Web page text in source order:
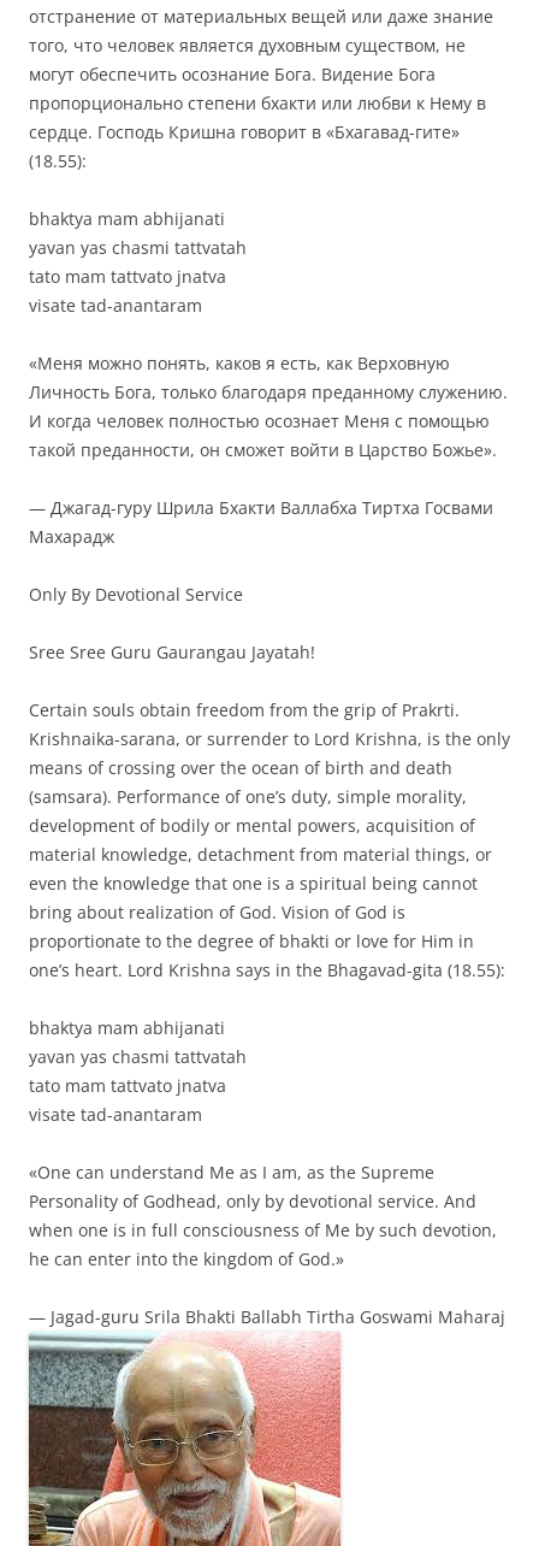
отстранение от материальных вещей или даже знание
того, что человек является духовным существом, не
могут обеспечить осознание Бога. Видение Бога
пропорционально степени бхакти или любви к Нему в
сердце. Господь Кришна говорит в «Бхагавад-гите»
(18.55):
bhaktya mam abhijanati
yavan yas chasmi tattvatah
tato mam tattvato jnatva
visate tad-anantaram
«Меня можно понять, каков я есть, как Верховную
Личность Бога, только благодаря преданному служению.
И когда человек полностью осознает Меня с помощью
такой преданности, он сможет войти в Царство Божье».
— Джагад-гуру Шрила Бхакти Валлабха Тиртха Госвами
Махарадж
Only By Devotional Service
Sree Sree Guru Gaurangau Jayatah!
Certain souls obtain freedom from the grip of Prakrti.
Krishnaika-sarana, or surrender to Lord Krishna, is the only
means of crossing over the ocean of birth and death
(samsara). Performance of one’s duty, simple morality,
development of bodily or mental powers, acquisition of
material knowledge, detachment from material things, or
even the knowledge that one is a spiritual being cannot
bring about realization of God. Vision of God is
proportionate to the degree of bhakti or love for Him in
one’s heart. Lord Krishna says in the Bhagavad-gita (18.55):
bhaktya mam abhijanati
yavan yas chasmi tattvatah
tato mam tattvato jnatva
visate tad-anantaram
«One can understand Me as I am, as the Supreme
Personality of Godhead, only by devotional service. And
when one is in full consciousness of Me by such devotion,
he can enter into the kingdom of God.»
— Jagad-guru Srila Bhakti Ballabh Tirtha Goswami Maharaj